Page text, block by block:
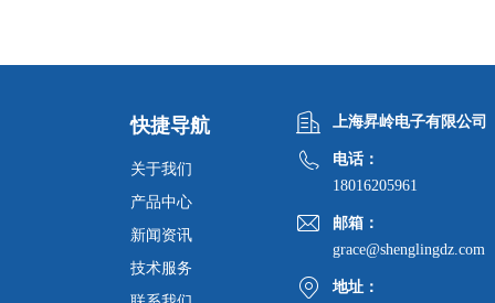
快捷导航
关于我们
产品中心
新闻资讯
技术服务
上海昇岭电子有限公司
电话：
18016205961
邮箱：
grace@shenglingdz.com
地址：